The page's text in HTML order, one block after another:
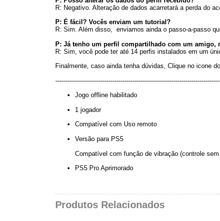
R: Negativo. Alteração de dados acarretará a perda do
P: É fácil? Vocês enviam um tutorial?
R: Sim. Além disso, enviamos ainda o passo-a-passo
P: Já tenho um perfil compartilhado com um amigo,
R: Sim, você pode ter até 14 perfis instalados em um
Finalmente, caso ainda tenha dúvidas, Clique no icone
Jogo offline habilitado
1 jogador
Compatível com Uso remoto
Versão para PS5
Compatível com função de vibração (controle
PS5 Pro Aprimorado
Produtos Relacionados